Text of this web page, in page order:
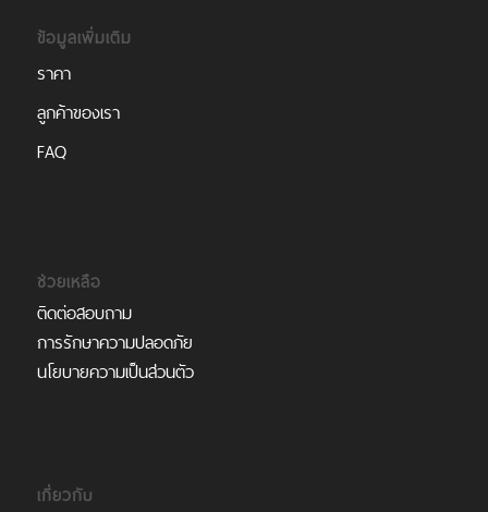
ข้อมูลเพิ่มเติม
ราคา
ลูกค้าของเรา
FAQ
ช่วยเหลือ
ติดต่อสอบถาม
การรักษาความปลอดภัย
นโยบายความเป็นส่วนตัว
เกี่ยวกับ